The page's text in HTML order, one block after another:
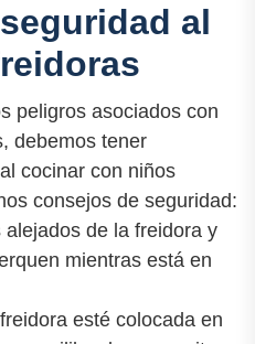
al
peligros asociados con
debemos tener
cocinar con niños
consejos de seguridad:
de la freidora y
mientras está en
esté colocada en